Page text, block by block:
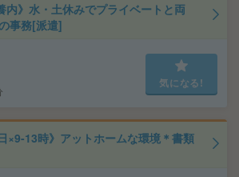
内》水・土休みでプライベートと両
事務[派遣]
気になる!
×9-13時》アットホームな環境＊書類